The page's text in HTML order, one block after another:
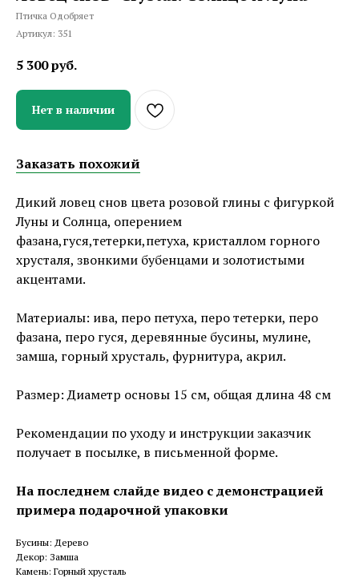
Птичка Одобряет
Артикул: 351
5 300руб.
Нет в наличии
Заказать похожий
Дикий ловец снов цвета розовой глины с фигуркой
Луны и Солнца, оперением
фазана,гуся,тетерки,петуха, кристаллом горного
хрусталя, звонкими бубенцами и золотистыми
акцентами.
Материалы: ива, перо петуха, перо тетерки, перо
фазана, перо гуся, деревянные бусины, мулине,
замша, горный хрусталь, фурнитура, акрил.
Размер: Диаметр основы 15 см, общая длина 48 см
Рекомендации по уходу и инструкции заказчик
получает в посылке, в письменной форме.
На последнем слайде видео с демонстрацией
примера подарочной упаковки
Бусины: Дерево
Декор: Замша
Камень: Горный хрусталь